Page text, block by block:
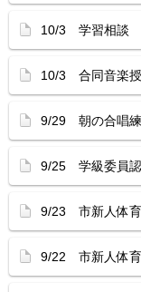
10/3 学習相談
10/3 合同音楽
9/29 朝の合唱
9/25 学級委員
9/23 市新人体育
9/22 市新人体育